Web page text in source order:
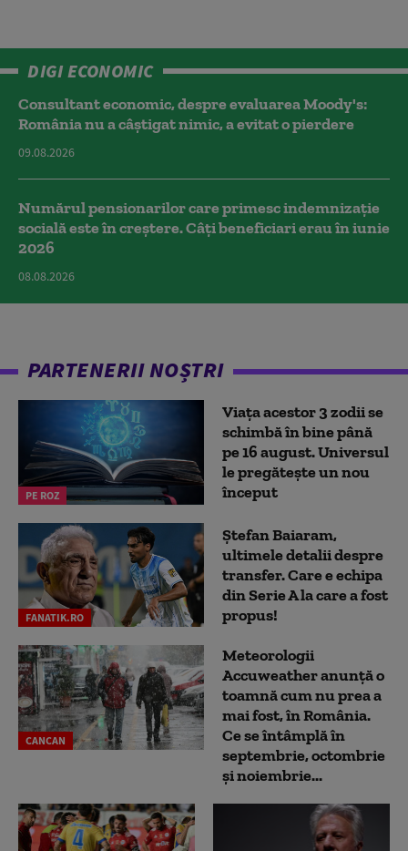
DIGI ECONOMIC
Consultant economic, despre evaluarea Moody's:
România nu a câştigat nimic, a evitat o pierdere
09.08.2026
Numărul pensionarilor care primesc indemnizaţie
socială este în creștere. Câți beneficiari erau în iunie
2026
08.08.2026
PARTENERII NOȘTRI
PE ROZ
Viața acestor 3 zodii se
schimbă în bine până
pe 16 august. Universul
le pregătește un nou
început
FANATIK.RO
Ștefan Baiaram,
ultimele detalii despre
transfer. Care e echipa
din Serie A la care a fost
propus!
CANCAN
Meteorologii
Accuweather anunță o
toamnă cum nu prea a
mai fost, în România.
Ce se întâmplă în
septembrie, octombrie
și noiembrie...